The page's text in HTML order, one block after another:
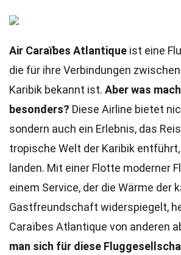
Air Caraïbes Atlantique ist eine
die für ihre Verbindungen
Karibik bekannt ist. Aber was
besonders? Diese Airline bietet
sondern auch ein Erlebnis, das
tropische Welt der Karibik
landen. Mit einer Flotte moderner
einem Service, der die Wärme der
Gastfreundschaft widerspiegelt,
Caraïbes Atlantique von anderen
man sich für diese